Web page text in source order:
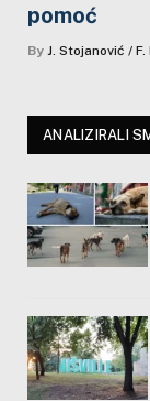
pomoć
By J. Stojanović /
ANALIZIRALI